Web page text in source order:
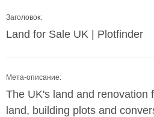
Заголовок:
Land for Sale UK | Plotfinder
Мета-описание:
The UK's land and renovation
land, building plots and